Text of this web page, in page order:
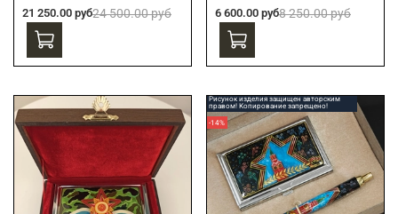
21 250.00 руб24 500.00 руб 6 600.00 руб8 250.00 руб
Рисунок изделия защищен авторским
правом! Копирование запрещено!
-14%